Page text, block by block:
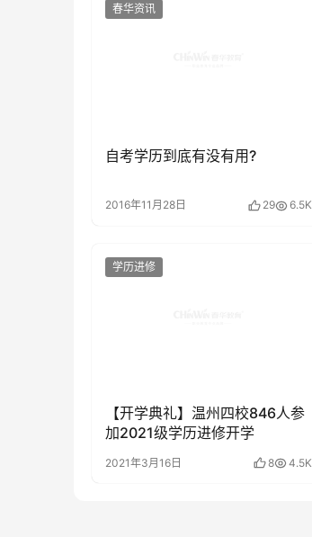
春华资讯
自考学历到底有没有用?
2016年11月28日 29 6.5K
学历进修
【开学典礼】温州四校846人参
加2021级学历进修开学
2021年3月16日 8 4.5K